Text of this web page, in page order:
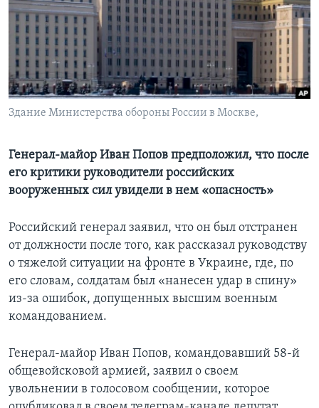
Learning English
СОЦИАЛЬНЫЕ СЕТИ
Здание Министерства обороны России в Москве,
Генерал-майор Иван Попов предположил, что после
его критики руководители российских
вооруженных сил увидели в нем «опасность»
Российский генерал заявил, что он был отстранен
от должности после того, как рассказал руководству
о тяжелой ситуации на фронте в Украине, где, по
его словам, солдатам был «нанесен удар в спину»
из-за ошибок, допущенных высшим военным
командованием.
Генерал-майор Иван Попов, командовавший 58-й
общевойсковой армией, заявил о своем
увольнении в голосовом сообщении, которое